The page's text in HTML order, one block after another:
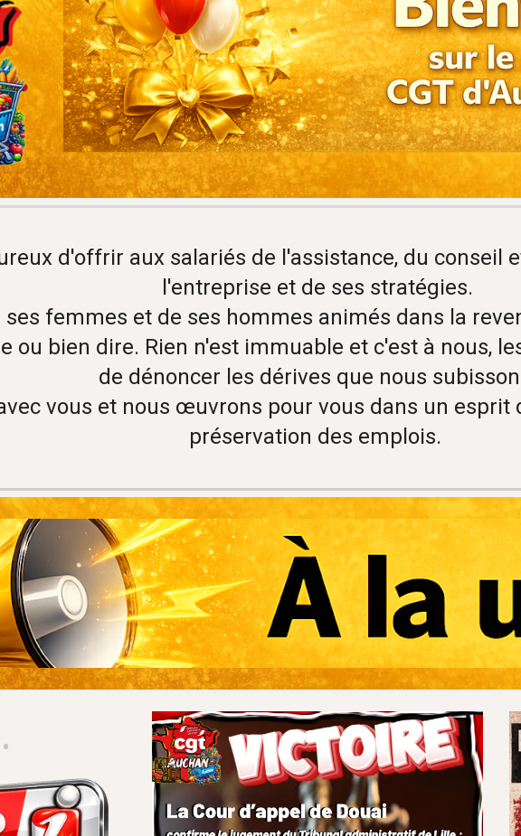
d'offrir aux salariés de l'assistance, du conseil
l'entreprise et de ses stratégies.
ses femmes et de ses hommes animés dans la
ou bien dire. Rien n'est immuable et c'est à nous,
de dénoncer les dérives que nous
vous et nous œuvrons pour vous dans un esprit
préservation des emplois.